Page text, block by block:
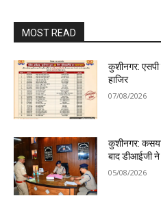
MOST READ
कुशीनगर: एसपी
हाजिर
07/08/2026
कुशीनगर: कसया
बाद डीआईजी
05/08/2026